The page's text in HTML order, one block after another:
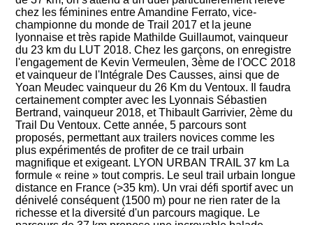
chez les féminines entre Amandine Ferrato, vice-
championne du monde de Trail 2017 et la jeune
lyonnaise et très rapide Mathilde Guillaumot, vainqueur
du 23 km du LUT 2018. Chez les garçons, on enregistre
l'engagement de Kevin Vermeulen, 3ème de l'OCC 2018
et vainqueur de l'Intégrale Des Causses, ainsi que de
Yoan Meudec vainqueur du 26 Km du Ventoux. Il faudra
certainement compter avec les Lyonnais Sébastien
Bertrand, vainqueur 2018, et Thibault Garrivier, 2ème du
Trail Du Ventoux. Cette année, 5 parcours sont
proposés, permettant aux trailers novices comme les
plus expérimentés de profiter de ce trail urbain
magnifique et exigeant. LYON URBAN TRAIL 37 km La
formule « reine » tout compris. Le seul trail urbain longue
distance en France (>35 km). Un vrai défi sportif avec un
dénivelé conséquent (1500 m) pour ne rien rater de la
richesse et la diversité d'un parcours magique. Le